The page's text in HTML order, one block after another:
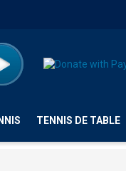
TENNIS DE TABLE